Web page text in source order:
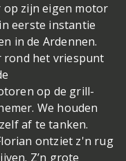
zijn eigen motor
eerste instantie
in de Ardennen.
rond het vriespunt
op de grill-
We houden
af te tanken.
ontziet z'n rug
Z’n grote